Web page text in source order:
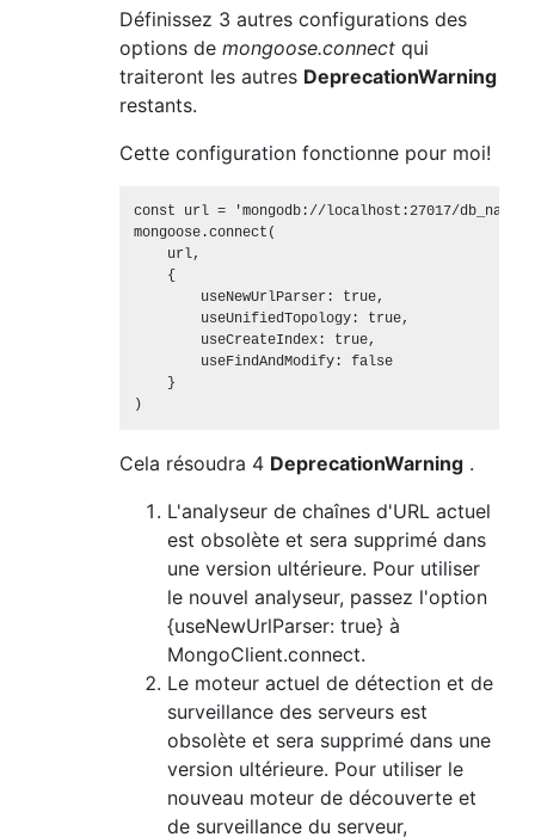
Définissez 3 autres configurations des
options de mongoose.connectqui
traiteront les autres DeprecationWarning
restants.
Cette configuration fonctionne pour moi!
const url = 'mongodb://localhost:27017/db_name';
mongoose.connect(
    url,
    {
        useNewUrlParser: true,
        useUnifiedTopology: true,
        useCreateIndex: true,
        useFindAndModify: false
    }
Cela résoudra 4 DeprecationWarning.
L'analyseur de chaînes d'URL actuel
est obsolète et sera supprimé dans
une version ultérieure. Pour utiliser
le nouvel analyseur, passez l'option
{useNewUrlParser: true} à
MongoClient.connect.
Le moteur actuel de détection et de
surveillance des serveurs est
obsolète et sera supprimé dans une
version ultérieure. Pour utiliser le
nouveau moteur de découverte et
de surveillance du serveur,